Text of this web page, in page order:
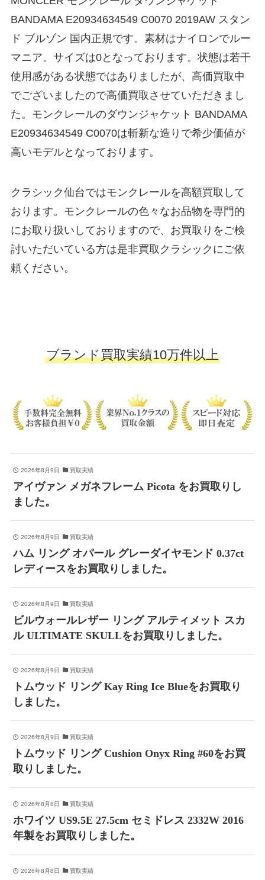
BANDAMA E20934634549 C0070 2019AW スタン
ド ブルゾン 国内正規です。素材はナイロンでルー
マニア。サイズは0となっております。状態は若干
使用感がある状態ではありましたが、高価買取中
でございましたので高価買取させていただきまし
た。モンクレールのダウンジャケット BANDAMA
E20934634549 C0070は斬新な造りで希少価値が
高いモデルとなっております。
クラシック仙台ではモンクレールを高額買取して
おります。モンクレールの色々なお品物を専門的
にお取り扱いしておりますので、お買取りをご検
討いただいている方は是非買取クラシックにご依
頼ください。
ブランド買取実績10万件以上
2026年8月9日 買取実績
アイヴァン メガネフレーム Picota をお買取りし
ました。
2026年8月9日 買取実績
ハム リング オパール グレーダイヤモンド 0.37ct
レディースをお買取りしました。
2026年8月9日 買取実績
ビルウォールレザー リング アルティメット スカ
ル ULTIMATE SKULLをお買取りしました。
2026年8月9日 買取実績
トムウッド リング Kay Ring Ice Blueをお買取り
しました。
2026年8月9日 買取実績
トムウッド リング Cushion Onyx Ring #60をお買
取りしました。
2026年8月8日 買取実績
ホワイツ US9.5E 27.5cm セミドレス 2332W 2016
年製をお買取りしました。
2026年8月8日 買取実績